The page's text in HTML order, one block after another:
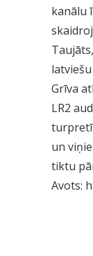
kanālu
Grīva
LR2
turpretī
un
tiktu
Avots: